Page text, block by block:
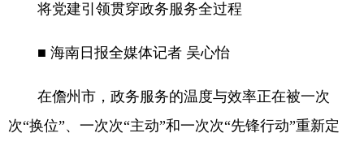
将党建引领贯穿政务服务全过程
■ 海南日报全媒体记者 吴心怡
在儋州市，政务服务的温度与效率正在被一次
次“换位”、一次次“主动”和一次次“先锋行动”重新定